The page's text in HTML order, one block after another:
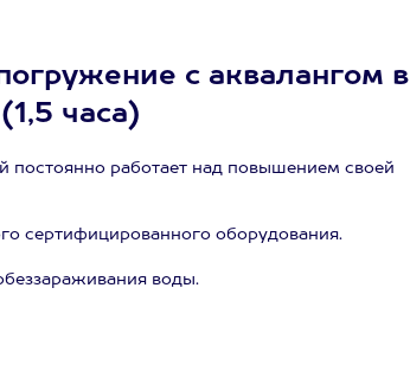
с аквалангом в
часа)
постоянно работает над повышением своей
сертифицированного оборудования.
воды.